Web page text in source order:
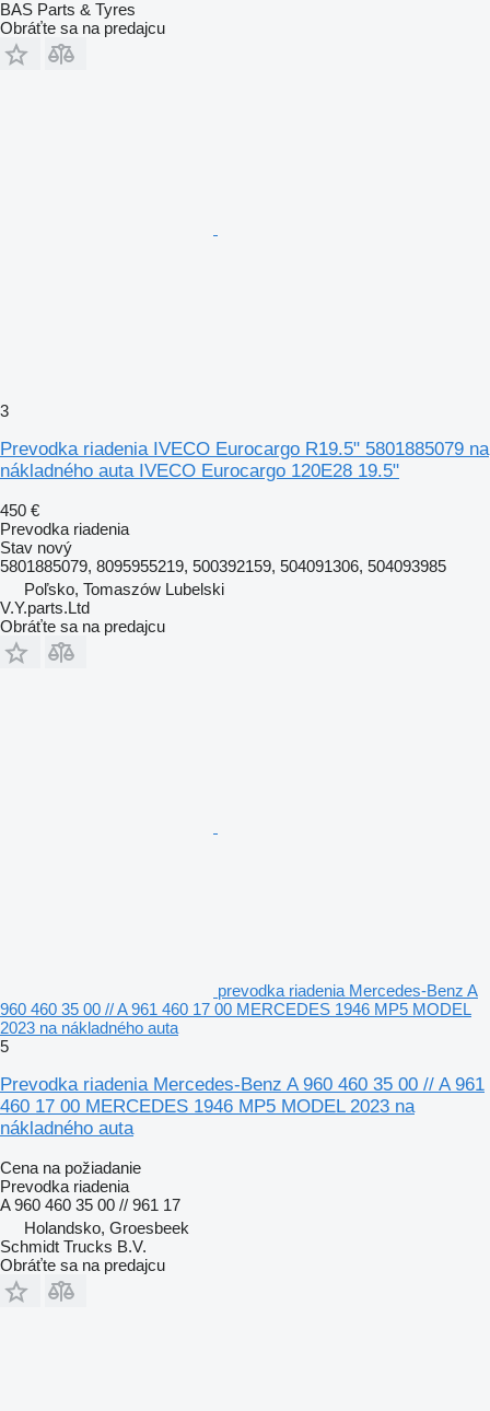
BAS Parts & Tyres
Obráťte sa na predajcu
3
Prevodka riadenia IVECO Eurocargo R19.5" 5801885079 na
nákladného auta IVECO Eurocargo 120E28 19.5"
450 €
Prevodka riadenia
Stav nový
5801885079, 8095955219, 500392159, 504091306, 504093985
Poľsko, Tomaszów Lubelski
V.Y.parts.Ltd
Obráťte sa na predajcu
prevodka riadenia Mercedes-Benz A
960 460 35 00 // A 961 460 17 00 MERCEDES 1946 MP5 MODEL
2023 na nákladného auta
5
Prevodka riadenia Mercedes-Benz A 960 460 35 00 // A 961
460 17 00 MERCEDES 1946 MP5 MODEL 2023 na
nákladného auta
Cena na požiadanie
Prevodka riadenia
A 960 460 35 00 // 961 17
Holandsko, Groesbeek
Schmidt Trucks B.V.
Obráťte sa na predajcu